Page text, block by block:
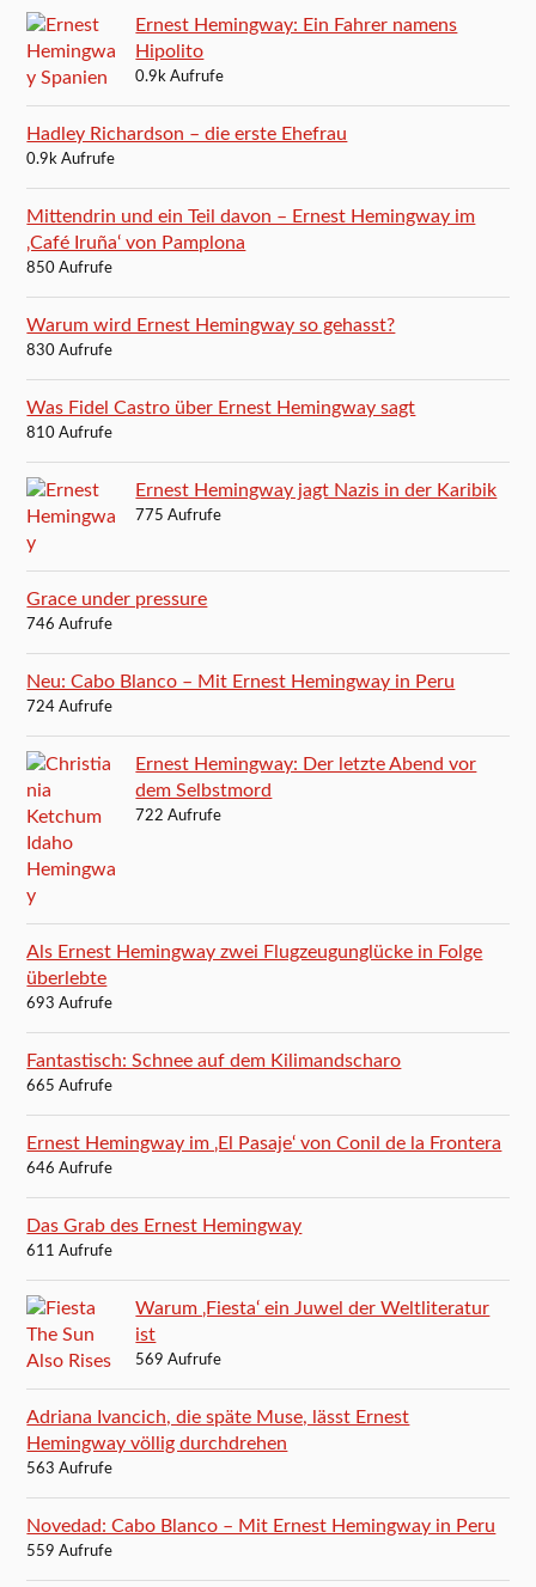
Ernest Hemingway: Ein Fahrer namens
Hipolito
0.9k Aufrufe
Hadley Richardson – die erste Ehefrau
0.9k Aufrufe
Mittendrin und ein Teil davon – Ernest Hemingway im
‚Café Iruña‘ von Pamplona
850 Aufrufe
Warum wird Ernest Hemingway so gehasst?
830 Aufrufe
Was Fidel Castro über Ernest Hemingway sagt
810 Aufrufe
Ernest Hemingway jagt Nazis in der Karibik
775 Aufrufe
Grace under pressure
746 Aufrufe
Neu: Cabo Blanco – Mit Ernest Hemingway in Peru
724 Aufrufe
Ernest Hemingway: Der letzte Abend vor
dem Selbstmord
722 Aufrufe
Als Ernest Hemingway zwei Flugzeugunglücke in Folge
überlebte
693 Aufrufe
Fantastisch: Schnee auf dem Kilimandscharo
665 Aufrufe
Ernest Hemingway im ‚El Pasaje‘ von Conil de la Frontera
646 Aufrufe
Das Grab des Ernest Hemingway
611 Aufrufe
Warum ‚Fiesta‘ ein Juwel der Weltliteratur
ist
569 Aufrufe
Adriana Ivancich, die späte Muse, lässt Ernest
Hemingway völlig durchdrehen
563 Aufrufe
Novedad: Cabo Blanco – Mit Ernest Hemingway in Peru
559 Aufrufe